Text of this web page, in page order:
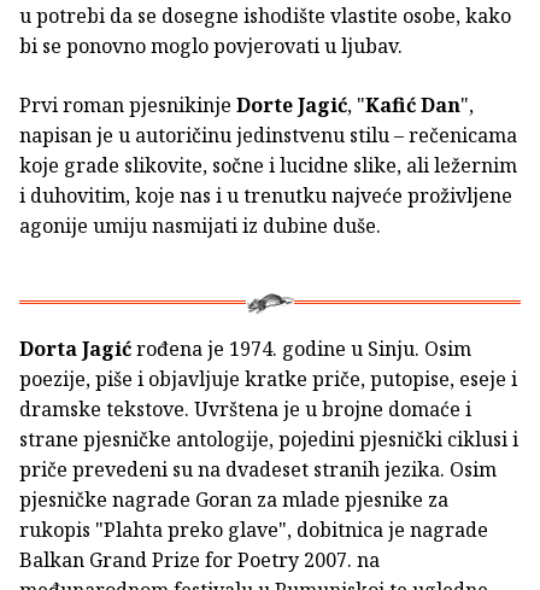
u potrebi da se dosegne ishodište vlastite osobe, kako
bi se ponovno moglo povjerovati u ljubav.
Prvi roman pjesnikinje Dorte Jagić, "Kafić Dan",
napisan je u autoričinu jedinstvenu stilu – rečenicama
koje grade slikovite, sočne i lucidne slike, ali ležernim
i duhovitim, koje nas i u trenutku najveće proživljene
agonije umiju nasmijati iz dubine duše.
Dorta Jagićrođena je 1974. godine u Sinju. Osim
poezije, piše i objavljuje kratke priče, putopise, eseje i
dramske tekstove. Uvrštena je u brojne domaće i
strane pjesničke antologije, pojedini pjesnički ciklusi i
priče prevedeni su na dvadeset stranih jezika. Osim
pjesničke nagrade Goran za mlade pjesnike za
rukopis "Plahta preko glave", dobitnica je nagrade
Balkan Grand Prize for Poetry 2007. na